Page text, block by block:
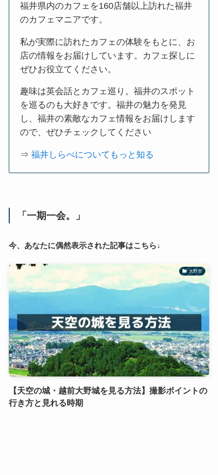
福井県内のカフェを160店舗以上訪れた福井
のカフェマニアです。
私が実際に訪れたカフェの体験をもとに、お
店の情報をお届けしています。カフェ探しに
ぜひお役立てください。
趣味は英会話とカフェ巡り。福井のスポット
を巡るのも大好きです。福井の魅力を発見
し、福井の素敵なカフェ情報をお届けします
ので、ぜひチェックしてください
⇒福井しらべについてもっと知る
「一期一会。」
今、あなたに偶然表示された記事はこちら↓
大野市
【天空の城・越前大野城を見る方法】撮影ポイントの
行き方と見れる時期